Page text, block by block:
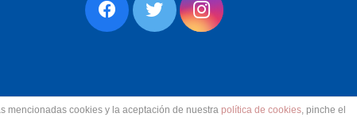
mencionadas cookies y la aceptación de nuestra política de cookies, pinche el